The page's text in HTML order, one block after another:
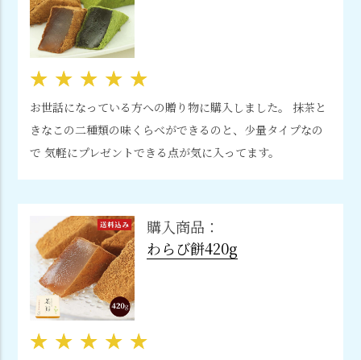
お世話になっている方への贈り物に購入しました。 抹茶と
きなこの二種類の味くらべができるのと、少量タイプなの
で 気軽にプレゼントできる点が気に入ってます。
購入商品：
わらび餅420g